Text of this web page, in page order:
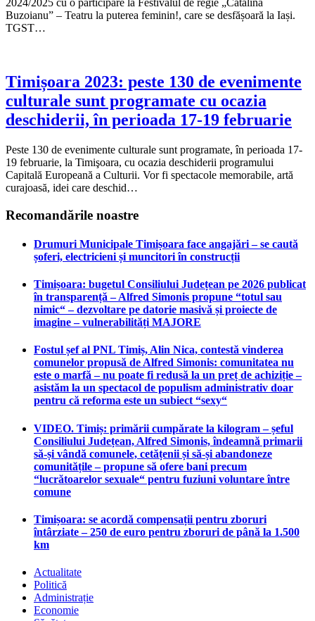
2024/2025 cu o participare la Festivalul de regie „Cătălina
Buzoianu” – Teatru la puterea feminin!, care se desfășoară la Iași.
TGST…
Timișoara 2023: peste 130 de evenimente
culturale sunt programate cu ocazia
deschiderii, în perioada 17-19 februarie
Peste 130 de evenimente culturale sunt programate, în perioada 17-
19 februarie, la Timişoara, cu ocazia deschiderii programului
Capitală Europeană a Culturii. Vor fi spectacole memorabile, artă
curajoasă, idei care deschid…
Recomandările noastre
Drumuri Municipale Timișoara face angajări – se caută
șoferi, electricieni și muncitori în construcții
Timișoara: bugetul Consiliului Județean pe 2026 publicat
în transparență – Alfred Simonis propune “totul sau
nimic“ – dezvoltare pe datorie masivă și proiecte de
imagine – vulnerabilități MAJORE
Fostul șef al PNL Timiș, Alin Nica, contestă vinderea
comunelor propusă de Alfred Simonis: comunitatea nu
este o marfă – nu poate fi redusă la un preț de achiziție –
asistăm la un spectacol de populism administrativ doar
pentru că reforma este un subiect “sexy“
VIDEO. Timiș: primării cumpărate la kilogram – șeful
Consiliului Județean, Alfred Simonis, îndeamnă primarii
să-și vândă comunele, cetățenii și să-și abandoneze
comunitățile – propune să ofere bani precum
“lucrătoarelor sexuale“ pentru fuziuni voluntare între
comune
Timișoara: se acordă compensații pentru zboruri
întârziate – 250 de euro pentru zboruri de până la 1.500
km
Actualitate
Politică
Administrație
Economie